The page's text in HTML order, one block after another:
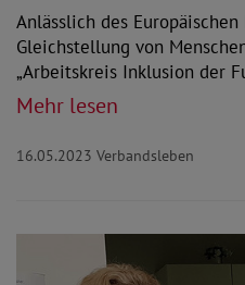
Anlässlich des
Gleichstellung von
„Arbeitskreis Inklusion der
Mehr lesen
16.05.2023 Verbandsleben